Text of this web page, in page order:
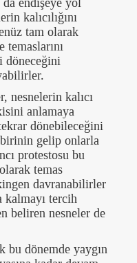
kalıcılığını
tam olarak
döneceğini
nesnelerin kalıcı
anlamaya
dönebileceğini
birinin gelip onlarla
protestosu bu
temas
davranabilirler
kalmayı tercih
beliren nesneler de
bu dönemde yaygın